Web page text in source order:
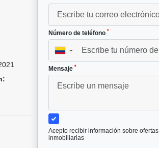
Número de teléfono *
▼
Mensaje *
Acepto recibir información sobre ofertas
inmobiliarias